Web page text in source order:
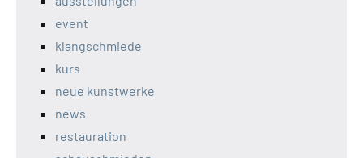
event
klangschmiede
kurs
neue kunstwerke
news
restauration